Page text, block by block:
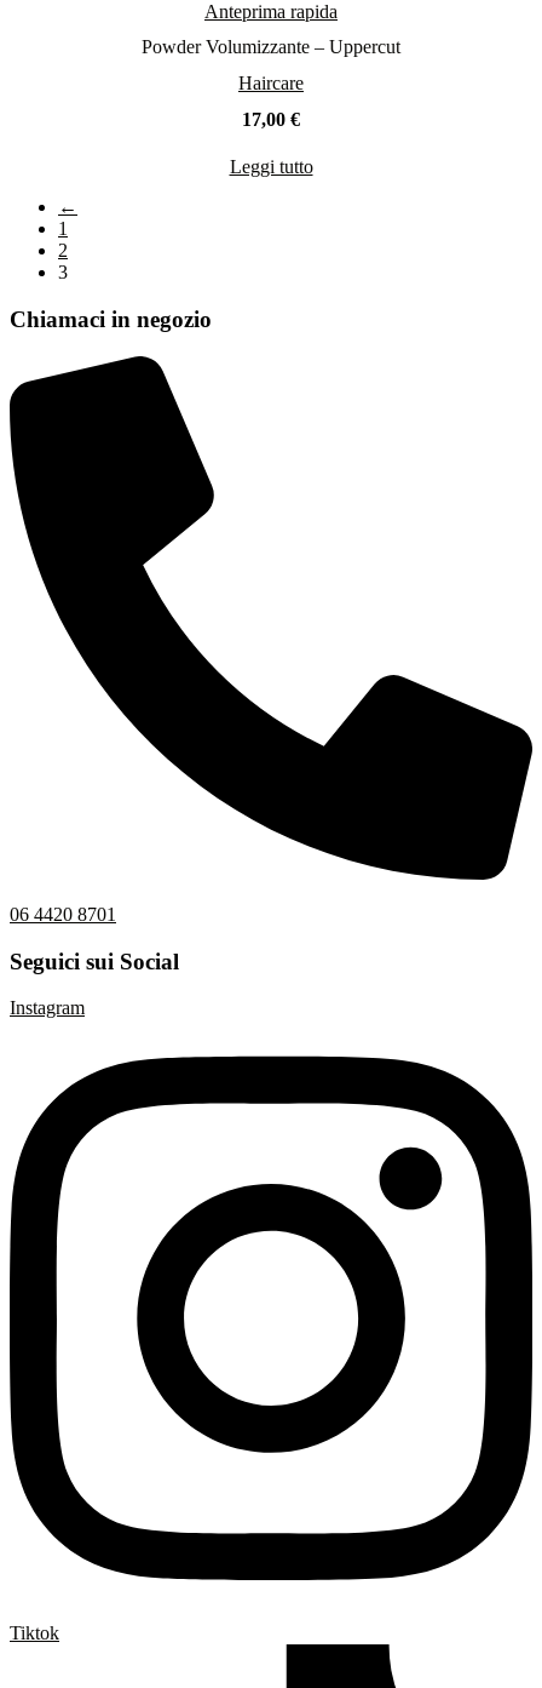
Anteprima rapida
Powder Volumizzante – Uppercut
Haircare
17,00 €
Leggi tutto
←
1
2
3
Chiamaci in negozio
06 4420 8701
Seguici sui Social
Instagram
Tiktok